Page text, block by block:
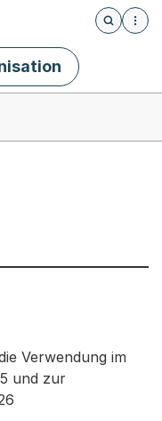
Öffnet
Geschäft
Verwendung im
und zur